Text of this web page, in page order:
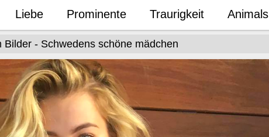
Liebe Prominente Traurigkeit Animals
Bilder - Schwedens schöne mädchen